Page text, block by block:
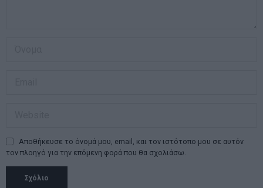
Αποθήκευσε το όνομά μου, email, και τον ιστότοπο μου σε αυτόν
τον πλοηγό για την επόμενη φορά που θα σχολιάσω.